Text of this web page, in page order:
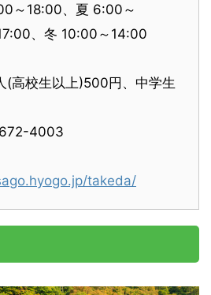
～18:00、夏 6:00～
、冬 10:00～14:00
(高校生以上)500円、中学生
672-4003
takeda/